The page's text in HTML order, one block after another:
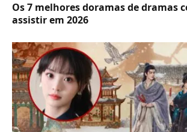
Os 7 melhores doramas de dramas
assistir em 2026